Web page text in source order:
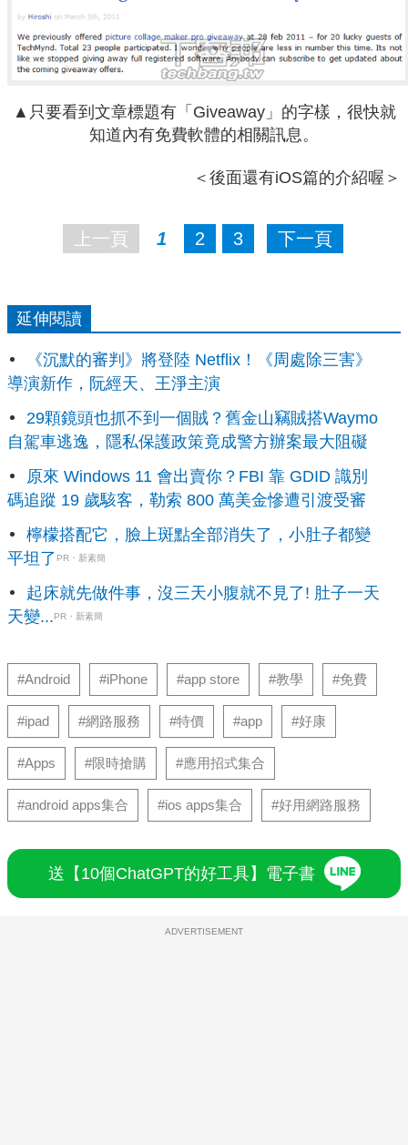
▲只要看到文章標題有「Giveaway」的字樣，很快就
知道內有免費軟體的相關訊息。
＜後面還有iOS篇的介紹喔＞
上一頁 1 2 3 下一頁
延伸閱讀
《沉默的審判》將登陸 Netflix！《周處除三害》
導演新作，阮經天、王淨主演
29顆鏡頭也抓不到一個賊？舊金山竊賊搭Waymo
自駕車逃逸，隱私保護政策竟成警方辦案最大阻礙
原來 Windows 11 會出賣你？FBI 靠 GDID 識別
碼追蹤 19 歲駭客，勒索 800 萬美金慘遭引渡受審
檸檬搭配它，臉上斑點全部消失了，小肚子都變
平坦了 PR・新素簡
起床就先做件事，沒三天小腹就不見了! 肚子一天
天變...PR・新素簡
#Android #iPhone #app store #教學 #免費
#ipad #網路服務 #特價 #app #好康
#Apps #限時搶購 #應用招式集合
#android apps集合 #ios apps集合 #好用網路服務
送【10個ChatGPT的好工具】電子書
ADVERTISEMENT